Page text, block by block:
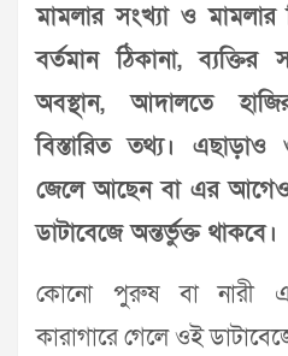
মামলার সংখ্যা ও মামলার
বর্তমান ঠিকানা,
অবস্থান, আদালতে
বিস্তারিত তথ্য।
জেলে আছেন বা এর আগেও
ডাটাবেজে অন্তর্ভুক্ত থাকবে।
কোনো পুরুষ বা নারী
কারাগারে গেলে ওই